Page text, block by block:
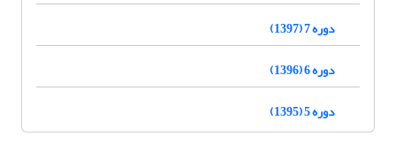
دوره 7 (1397)
دوره 6 (1396)
دوره 5 (1395)